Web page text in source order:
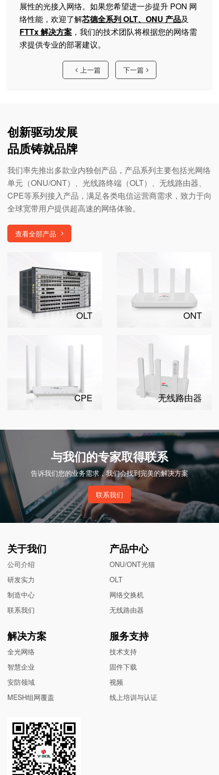
展性的光接入网络。如果您希望进一步提升 PON 网
络性能，欢迎了解芯德全系列 OLT、ONU 产品及
FTTx 解决方案 ，我们的技术团队将根据您的网络需
求提供专业的部署建议。
上一篇 下一篇
创新驱动发展
品质铸就品牌
我们率先推出多款业内独创产品，产品系列主要包括光网络
单元（ONU/ONT）、光线路终端（OLT）、无线路由器、
CPE等系列接入产品，满足各类电信运营商需求，致力于向
全球宽带用户提供超高速的网络体验。
查看全部产品
OLT ONT
CPE 无线路由器
与我们的专家取得联系
告诉我们您的业务需求，我们会找到完美的解决方案
联系我们
关于我们
公司介绍
研发实力
制造中心
联系我们
产品中心
ONU/ONT光猫
OLT
网络交换机
无线路由器
解决方案
全光网络
智慧企业
安防领域
MESH组网覆盖
服务支持
技术支持
固件下载
视频
线上培训与认证